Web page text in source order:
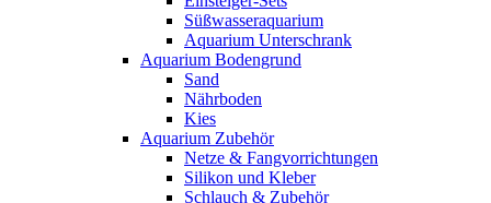
Süßwasseraquarium
Aquarium Unterschrank
Aquarium Bodengrund
Sand
Nährboden
Kies
Aquarium Zubehör
Netze & Fangvorrichtungen
Silikon und Kleber
Schlauch & Zubehör